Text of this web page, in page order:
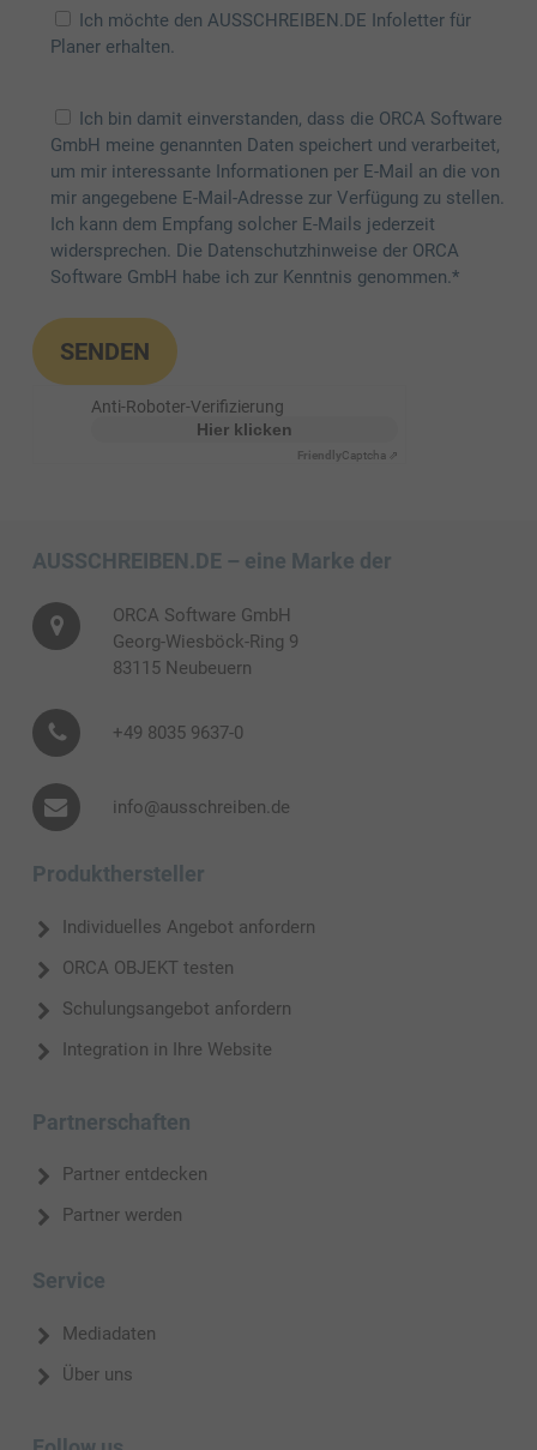
Ich möchte den AUSSCHREIBEN.DE Infoletter für
Planer erhalten.
Ich bin damit einverstanden, dass die ORCA Software
GmbH meine genannten Daten speichert und verarbeitet,
um mir interessante Informationen per E-Mail an die von
mir angegebene E-Mail-Adresse zur Verfügung zu stellen.
Ich kann dem Empfang solcher E-Mails jederzeit
widersprechen. Die Datenschutzhinweise der ORCA
Software GmbH habe ich zur Kenntnis genommen.*
Anti-Roboter-Verifizierung
Hier klicken
FriendlyCaptcha ⇗
AUSSCHREIBEN.DE – eine Marke der
ORCA Software GmbH
Georg-Wiesböck-Ring 9
83115 Neubeuern
+49 8035 9637-0
info@ausschreiben.de
Produkthersteller
Individuelles Angebot anfordern
ORCA OBJEKT testen
Schulungsangebot anfordern
Integration in Ihre Website
Partnerschaften
Partner entdecken
Partner werden
Service
Mediadaten
Über uns